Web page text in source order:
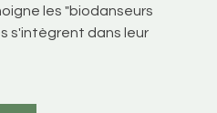
les "biodanseurs
s'intègrent dans leur